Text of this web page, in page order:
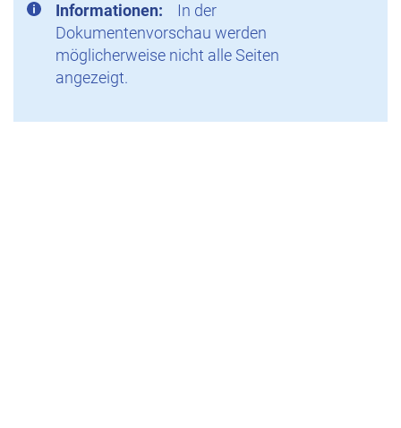
Informationen:
In der
Dokumentenvorschau werden
möglicherweise nicht alle Seiten
angezeigt.